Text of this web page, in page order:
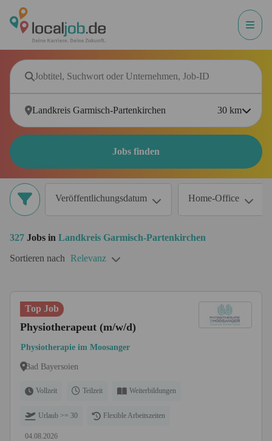
30 km
Jobs finden
Veröffentlichungsdatum Home-Office
327 Jobs in Landkreis Garmisch-Partenkirchen
Sortieren nach Relevanz
Top Job
Physiotherapeut (m/w/d)
Physiotherapie im Moosanger
Bad Bayersoien
Vollzeit Teilzeit Weiterbildungen
Urlaub >= 30 Flexible Arbeitszeiten
04.08.2026